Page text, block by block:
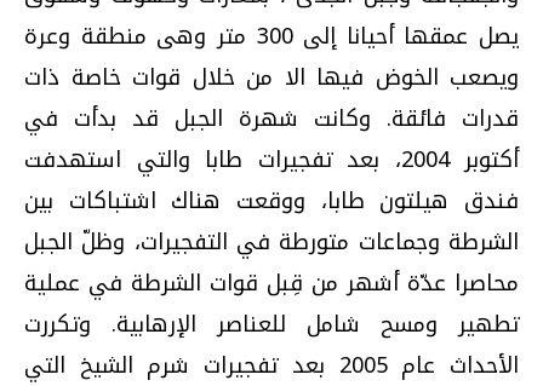
يصل عمقها أحيانا إلى 300 متر وهى منطقة وعرة
ويصعب الخوض فيها الا من خلال قوات خاصة ذات
قدرات فائقة. وكانت شهرة الجبل قد بدأت في
أكتوبر 2004، بعد تفجيرات طابا والتي استهدفت
فندق هيلتون طابا، ووقعت هناك اشتباكات بين
الشرطة وجماعات متورطة في التفجيرات، وظلّ الجبل
محاصرا عدّة أشهر من قِبل قوات الشرطة في عملية
تطهير ومسح شامل للعناصر الإرهابية. وتكررت
الأحداث عام 2005 بعد تفجيرات شرم الشيخ التي